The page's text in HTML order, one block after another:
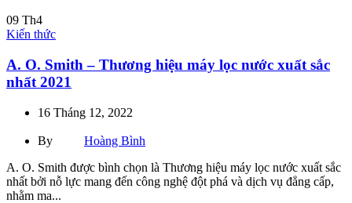
09 Th4
Kiến thức
A. O. Smith – Thương hiệu máy lọc nước xuất sắc
nhất 2021
16 Tháng 12, 2022
By
Hoàng Bình
A. O. Smith được bình chọn là Thương hiệu máy lọc nước xuất sắc
nhất bởi nỗ lực mang đến công nghệ đột phá và dịch vụ đẳng cấp,
nhằm ma...